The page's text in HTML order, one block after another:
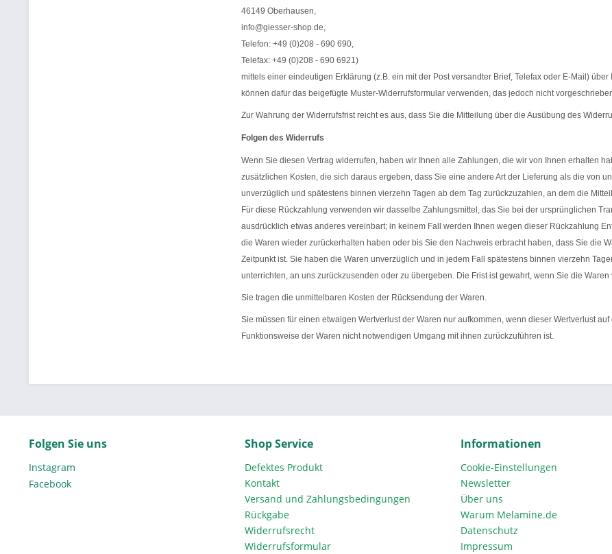
46149 Oberhausen,
info@giesser-shop.de,
Telefon: +49 (0)208 - 690 690,
Telefax: +49 (0)208 - 690 6921)
mittels einer eindeutigen Erklärung (z.B. ein mit der Post versandter Brief, Telefax oder E-Mail)
können dafür das beigefügte Muster-Widerrufsformular verwenden, das jedoch nicht
Zur Wahrung der Widerrufsfrist reicht es aus, dass Sie die Mitteilung über die Ausübung des
Folgen des Widerrufs
Wenn Sie diesen Vertrag widerrufen, haben wir Ihnen alle Zahlungen, die wir von Ihnen erhalten
zusätzlichen Kosten, die sich daraus ergeben, dass Sie eine andere Art der Lieferung als die von
unverzüglich und spätestens binnen vierzehn Tagen ab dem Tag zurückzuzahlen, an dem die
Für diese Rückzahlung verwenden wir dasselbe Zahlungsmittel, das Sie bei der ursprünglichen
ausdrücklich etwas anderes vereinbart; in keinem Fall werden Ihnen wegen dieser Rückzahlung
die Waren wieder zurückerhalten haben oder bis Sie den Nachweis erbracht haben, dass Sie die
Zeitpunkt ist. Sie haben die Waren unverzüglich und in jedem Fall spätestens binnen vierzehn
unterrichten, an uns zurückzusenden oder zu übergeben. Die Frist ist gewahrt, wenn Sie die
Sie tragen die unmittelbaren Kosten der Rücksendung der Waren.
Sie müssen für einen etwaigen Wertverlust der Waren nur aufkommen, wenn dieser Wertverlust
Funktionsweise der Waren nicht notwendigen Umgang mit ihnen zurückzuführen ist.
Folgen Sie uns
Instagram
Facebook
Shop Service
Defektes Produkt
Kontakt
Versand und Zahlungsbedingungen
Rückgabe
Widerrufsrecht
Widerrufsformular
Informationen
Cookie-Einstellungen
Newsletter
Über uns
Warum Melamine.de
Datenschutz
Impressum